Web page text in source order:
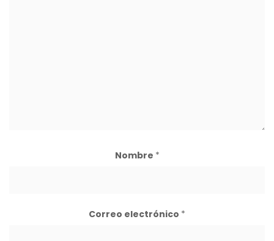
Nombre *
Correo electrónico *